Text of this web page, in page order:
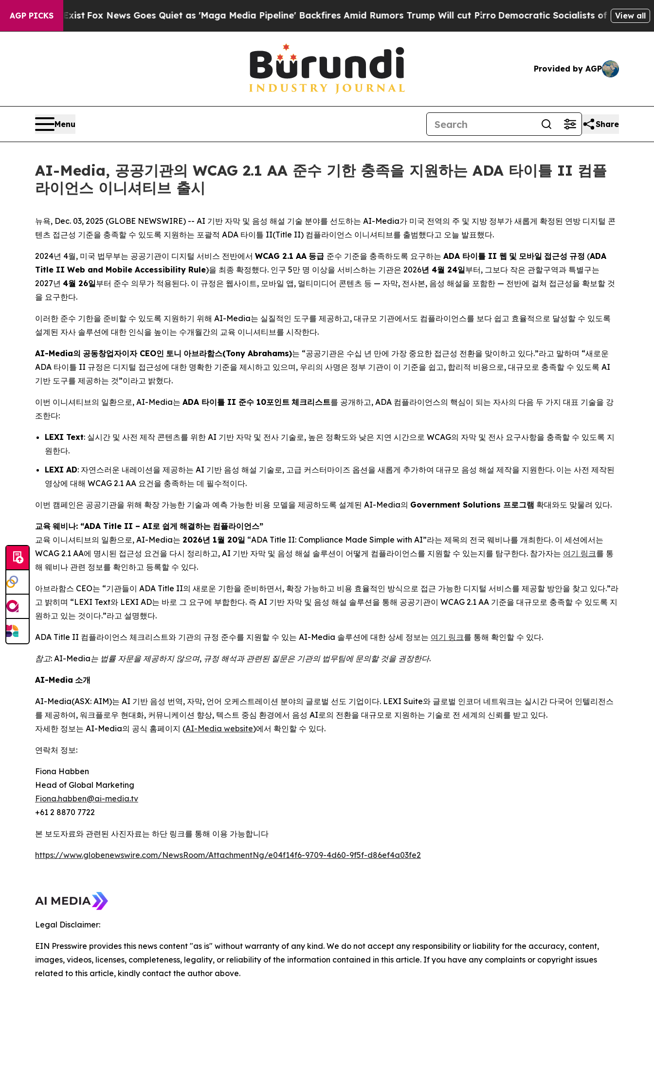
AGP PICKS
ExistFox News Goes Quiet as 'Maga Media Pipeline' Backfires Amid Rumors Trump Will cut Pirro Democratic Socialists of America Propose
View all
Provided by AGP
Menu Share
AI-Media, 공공기관의 WCAG 2.1 AA 준수 기한 충족을 지원하는 ADA 타이틀 II 컴플
라이언스 이니셔티브 출시
뉴욕, Dec. 03, 2025 (GLOBE NEWSWIRE) -- AI 기반 자막 및 음성 해설 기술 분야를 선도하는 AI-Media가 미국 전역의 주 및 지방 정부가 새롭게 확정된 연방 디지털 콘
텐츠 접근성 기준을 충족할 수 있도록 지원하는 포괄적 ADA 타이틀 II(Title II) 컴플라이언스 이니셔티브를 출범했다고 오늘 발표했다.
2024년 4월, 미국 법무부는 공공기관이 디지털 서비스 전반에서 WCAG 2.1 AA 등급 준수 기준을 충족하도록 요구하는 ADA 타이틀 II 웹 및 모바일 접근성 규정 (ADA
Title II Web and Mobile Accessibility Rule)을 최종 확정했다. 인구 5만 명 이상을 서비스하는 기관은 2026년 4월 24일부터, 그보다 작은 관할구역과 특별구는
2027년 4월 26일부터 준수 의무가 적용된다. 이 규정은 웹사이트, 모바일 앱, 멀티미디어 콘텐츠 등 — 자막, 전사본, 음성 해설을 포함한 — 전반에 걸쳐 접근성을 확보할 것
을 요구한다.
이러한 준수 기한을 준비할 수 있도록 지원하기 위해 AI-Media는 실질적인 도구를 제공하고, 대규모 기관에서도 컴플라이언스를 보다 쉽고 효율적으로 달성할 수 있도록
설계된 자사 솔루션에 대한 인식을 높이는 수개월간의 교육 이니셔티브를 시작한다.
AI-Media의 공동창업자이자CEO인 토니 아브라함스(Tony Abrahams)는 “공공기관은 수십 년 만에 가장 중요한 접근성 전환을 맞이하고 있다.”라고 말하며 “새로운
ADA 타이틀 II 규정은 디지털 접근성에 대한 명확한 기준을 제시하고 있으며, 우리의 사명은 정부 기관이 이 기준을 쉽고, 합리적 비용으로, 대규모로 충족할 수 있도록 AI
기반 도구를 제공하는 것”이라고 밝혔다.
이번 이니셔티브의 일환으로, AI-Media는 ADA 타이틀 II 준수 10포인트 체크리스트를 공개하고, ADA 컴플라이언스의 핵심이 되는 자사의 다음 두 가지 대표 기술을 강
조한다:
LEXI Text: 실시간 및 사전 제작 콘텐츠를 위한 AI 기반 자막 및 전사 기술로, 높은 정확도와 낮은 지연 시간으로 WCAG의 자막 및 전사 요구사항을 충족할 수 있도록 지
원한다.
LEXI AD: 자연스러운 내레이션을 제공하는 AI 기반 음성 해설 기술로, 고급 커스터마이즈 옵션을 새롭게 추가하여 대규모 음성 해설 제작을 지원한다. 이는 사전 제작된
영상에 대해 WCAG 2.1 AA 요건을 충족하는 데 필수적이다.
이번 캠페인은 공공기관을 위해 확장 가능한 기술과 예측 가능한 비용 모델을 제공하도록 설계된 AI-Media의 Government Solutions 프로그램 확대와도 맞물려 있다.
교육 웨비나: “ADA Title II – AI로 쉽게 해결하는 컴플라이언스”
교육 이니셔티브의 일환으로, AI-Media는 2026년 1월 20일 “ADA Title II: Compliance Made Simple with AI”라는 제목의 전국 웨비나를 개최한다. 이 세션에서는
WCAG 2.1 AA에 명시된 접근성 요건을 다시 정리하고, AI 기반 자막 및 음성 해설 솔루션이 어떻게 컴플라이언스를 지원할 수 있는지를 탐구한다. 참가자는 여기 링크를 통
해 웨비나 관련 정보를 확인하고 등록할 수 있다.
아브라함스 CEO는 “기관들이 ADA Title II의 새로운 기한을 준비하면서, 확장 가능하고 비용 효율적인 방식으로 접근 가능한 디지털 서비스를 제공할 방안을 찾고 있다.”라
고 밝히며 “LEXI Text와 LEXI AD는 바로 그 요구에 부합한다. 즉 AI 기반 자막 및 음성 해설 솔루션을 통해 공공기관이 WCAG 2.1 AA 기준을 대규모로 충족할 수 있도록 지
원하고 있는 것이다.”라고 설명했다.
ADA Title II 컴플라이언스 체크리스트와 기관의 규정 준수를 지원할 수 있는 AI-Media 솔루션에 대한 상세 정보는 여기 링크를 통해 확인할 수 있다.
참고: AI-Media는 법률 자문을 제공하지 않으며, 규정 해석과 관련된 질문은 기관의 법무팀에 문의할 것을 권장한다.
AI-Media 소개
AI-Media(ASX: AIM)는 AI 기반 음성 번역, 자막, 언어 오케스트레이션 분야의 글로벌 선도 기업이다. LEXI Suite와 글로벌 인코더 네트워크는 실시간 다국어 인텔리전스
를 제공하여, 워크플로우 현대화, 커뮤니케이션 향상, 텍스트 중심 환경에서 음성 AI로의 전환을 대규모로 지원하는 기술로 전 세계의 신뢰를 받고 있다.
자세한 정보는 AI-Media의 공식 홈페이지 (AI-Media website)에서 확인할 수 있다.
연락처 정보:
Fiona Habben
Head of Global Marketing
Fiona.habben@ai-media.tv
+61 2 8870 7722
본 보도자료와 관련된 사진자료는 하단 링크를 통해 이용 가능합니다
https://www.globenewswire.com/NewsRoom/AttachmentNg/e04f14f6-9709-4d60-9f5f-d86ef4a03fe2
Legal Disclaimer:
EIN Presswire provides this news content "as is" without warranty of any kind. We do not accept any responsibility or liability for the accuracy, content,
images, videos, licenses, completeness, legality, or reliability of the information contained in this article. If you have any complaints or copyright issues
related to this article, kindly contact the author above.